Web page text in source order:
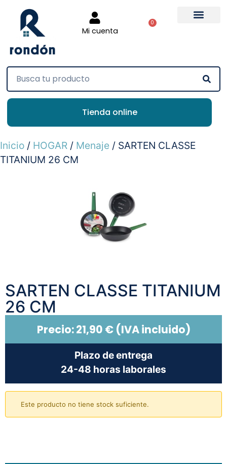
Mi cuenta
0
Tienda online
Inicio / HOGAR / Menaje / SARTEN CLASSE
TITANIUM 26 CM
SARTEN CLASSE TITANIUM
26 CM
Precio:21,90 €(IVA incluido)
Plazo de entrega
24-48 horas laborales
Este producto no tiene stock suficiente.